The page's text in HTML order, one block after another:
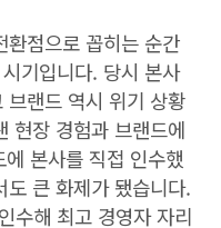
점으로 꼽히는 순간
기입니다. 당시 본사
브랜드 역시 위기 상황
현장 경험과 브랜드에
본사를 직접 인수했
큰 화제가 됐습니다.
수해 최고 경영자 자리